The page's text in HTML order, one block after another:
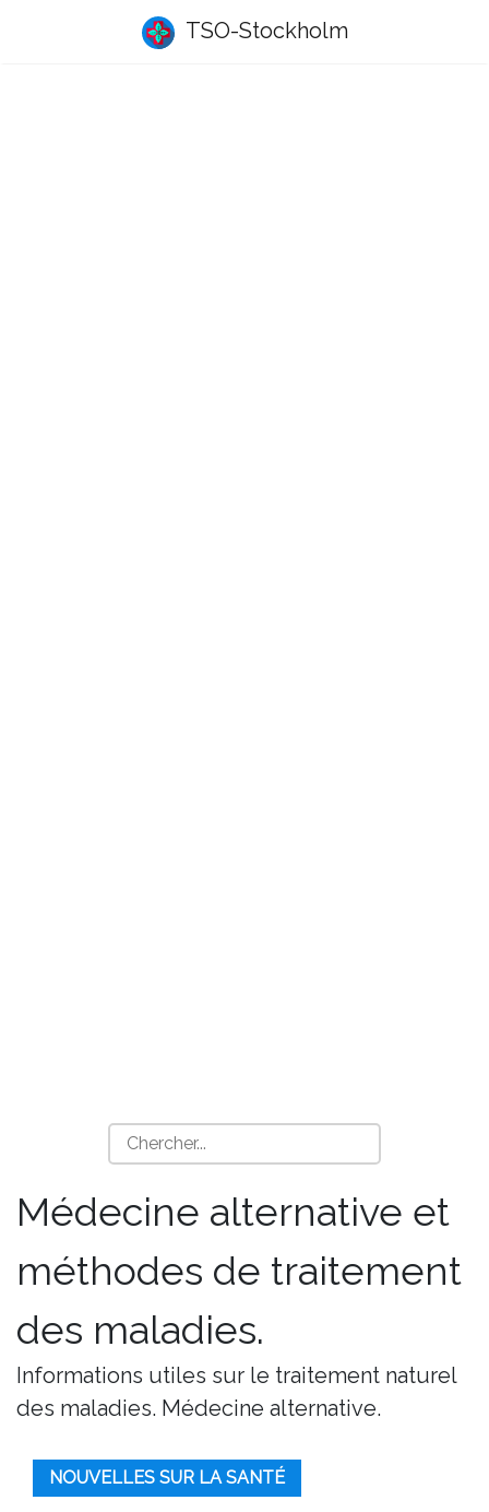
TSO-Stockholm
Médecine alternative et
méthodes de traitement
des maladies.
Informations utiles sur le traitement naturel
des maladies. Médecine alternative.
NOUVELLES SUR LA SANTÉ